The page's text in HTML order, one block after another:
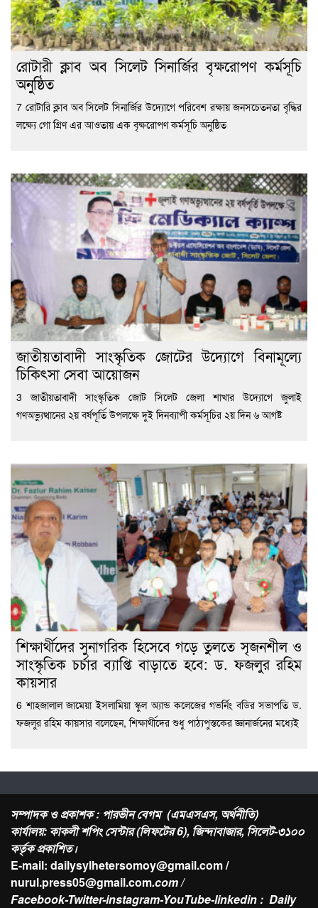
রোটারী ক্লাব অব সিলেট সিনার্জির বৃক্ষরোপণ কর্মসূচি
অনুষ্ঠিত
7 রোটারি ক্লাব অব সিলেট সিনার্জির উদ্যোগে পরিবেশ রক্ষায় জনসচেতনতা বৃদ্ধির
লক্ষ্যে গো গ্রিণ এর আওতায় এক বৃক্ষরোপণ কর্মসূচি অনুষ্ঠিত
জাতীয়তাবাদী সাংস্কৃতিক জোটের উদ্যোগে বিনামূল্যে
চিকিৎসা সেবা আয়োজন
3 জাতীয়তাবাদী সাংস্কৃতিক জোট সিলেট জেলা শাখার উদ্যোগে জুলাই
গণঅভ্যুত্থানের ২য় বর্ষপূর্তি উপলক্ষে দুই দিনব্যাপী কর্মসূচির ২য় দিন ৬ আগষ্ট
শিক্ষার্থীদের সুনাগরিক হিসেবে গড়ে তুলতে সৃজনশীল ও
সাংস্কৃতিক চর্চার ব্যাপ্তি বাড়াতে হবে: ড. ফজলুর রহিম
কায়সার
6 শাহজালাল জামেয়া ইসলামিয়া স্কুল অ্যান্ড কলেজের গভর্নিং বডির সভাপতি ড.
ফজলুর রহিম কায়সার বলেছেন, শিক্ষার্থীদের শুধু পাঠ্যপুস্তকের জ্ঞানার্জনের মধ্যেই
সম্পাদক ও প্রকাশক : পারভীন বেগম (এমএসএস, অর্থনীতি)
কার্যালয়: কাকলী শপিং সেন্টার (লিফটের 6), জিন্দাবাজার, সিলেট-৩১০০
কর্তৃক প্রকাশিত।
E-mail: dailysylhetersomoy@gmail.com /
nurul.press05@gmail.com.com /
Facebook-Twitter-instagram-YouTube-linkedin : Daily